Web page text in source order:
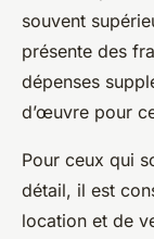
souvent
présente des
dépenses
d’œuvre pour
Pour ceux qui
détail, il est
location et de